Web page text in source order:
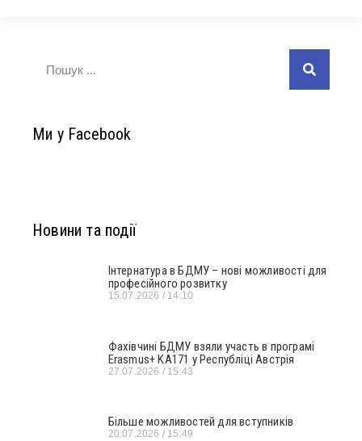
Ми у Facebook
Новини та події
Інтернатура в БДМУ – нові можливості для
професійного розвитку
15.07.2026 14:10
Фахівчині БДМУ взяли участь в програмі
Erasmus+ KA171 у Республіці Австрія
27.07.2026 15:43
Більше можливостей для вступників
20.07.2026 15:49